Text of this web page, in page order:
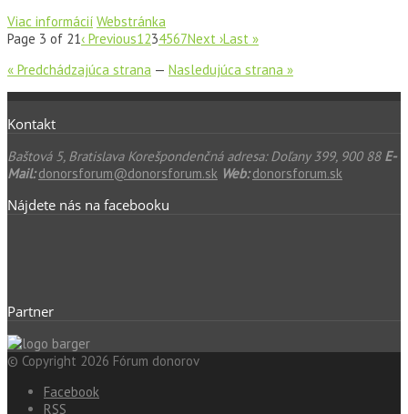
Viac informácií Webstránka
Page 3 of 21‹ Previous1234567Next ›Last »
« Predchádzajúca strana — Nasledujúca strana »
Kontakt
Baštová 5, Bratislava Korešpondenčná adresa: Doľany 399, 900 88 E-
Mail: donorsforum@donorsforum.sk Web: donorsforum.sk
Nájdete nás na facebooku
Partner
© Copyright 2026 Fórum donorov
Facebook
RSS